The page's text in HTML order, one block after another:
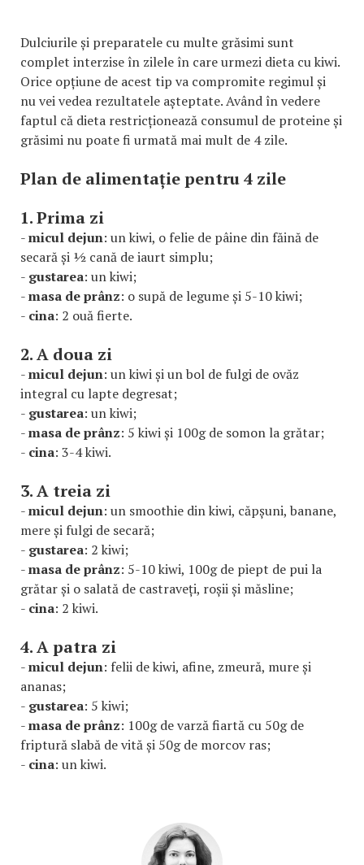
Dulciurile și preparatele cu multe grăsimi sunt
complet interzise în zilele în care urmezi dieta cu kiwi.
Orice opțiune de acest tip va compromite regimul și
nu vei vedea rezultatele așteptate. Având în vedere
faptul că dieta restricționează consumul de proteine și
grăsimi nu poate fi urmată mai mult de 4 zile.
Plan de alimentație pentru 4 zile
1. Prima zi
-micul dejun: un kiwi, o felie de pâine din făină de
secară și ½ cană de iaurt simplu;
- gustarea: un kiwi;
-masa de prânz: o supă de legume și 5-10 kiwi;
- cina: 2 ouă fierte.
2. A doua zi
-micul dejun: un kiwi și un bol de fulgi de ovăz
integral cu lapte degresat;
- gustarea: un kiwi;
-masa de prânz: 5 kiwi și 100g de somon la grătar;
- cina: 3-4 kiwi.
3. A treia zi
-micul dejun: un smoothie din kiwi, căpșuni, banane,
mere și fulgi de secară;
- gustarea: 2 kiwi;
-masa de prânz: 5-10 kiwi, 100g de piept de pui la
grătar și o salată de castraveți, roșii și măsline;
- cina: 2 kiwi.
4. A patra zi
-micul dejun: felii de kiwi, afine, zmeură, mure și
ananas;
- gustarea: 5 kiwi;
-masa de prânz: 100g de varză fiartă cu 50g de
friptură slabă de vită și 50g de morcov ras;
- cina: un kiwi.